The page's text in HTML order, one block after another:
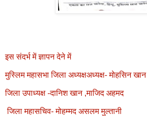
इस संदर्भ में ज्ञापन देने में
मुस्लिम महासभा जिला अध्यक्षअध्यक्ष- मोहसिन खान
जिला उपाध्यक्ष -दानिश खान ,माजिद अहमद
जिला महासचिव- मोहम्मद असलम मुल्तानी